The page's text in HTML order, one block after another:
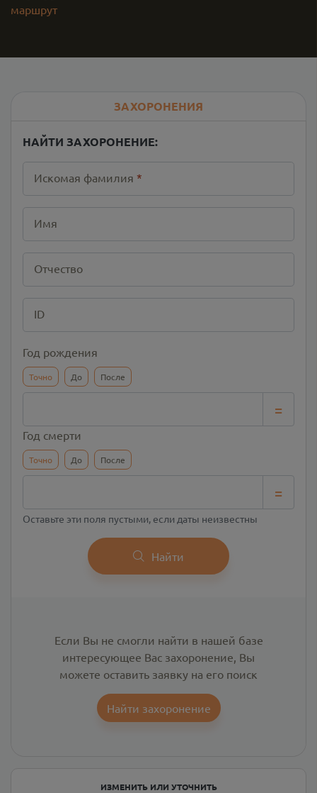
маршрут
ЗАХОРОНЕНИЯ
НАЙТИ ЗАХОРОНЕНИЕ:
Искомая фамилия *
Имя
Отчество
ID
Год рождения
Точно До После
=
Год смерти
Точно До После
=
Оставьте эти поля пустыми, если даты неизвестны
Найти
Если Вы не смогли найти в нашей базе
интересующее Вас захоронение, Вы
можете оставить заявку на его поиск
Найти захоронение
ИЗМЕНИТЬ ИЛИ УТОЧНИТЬ